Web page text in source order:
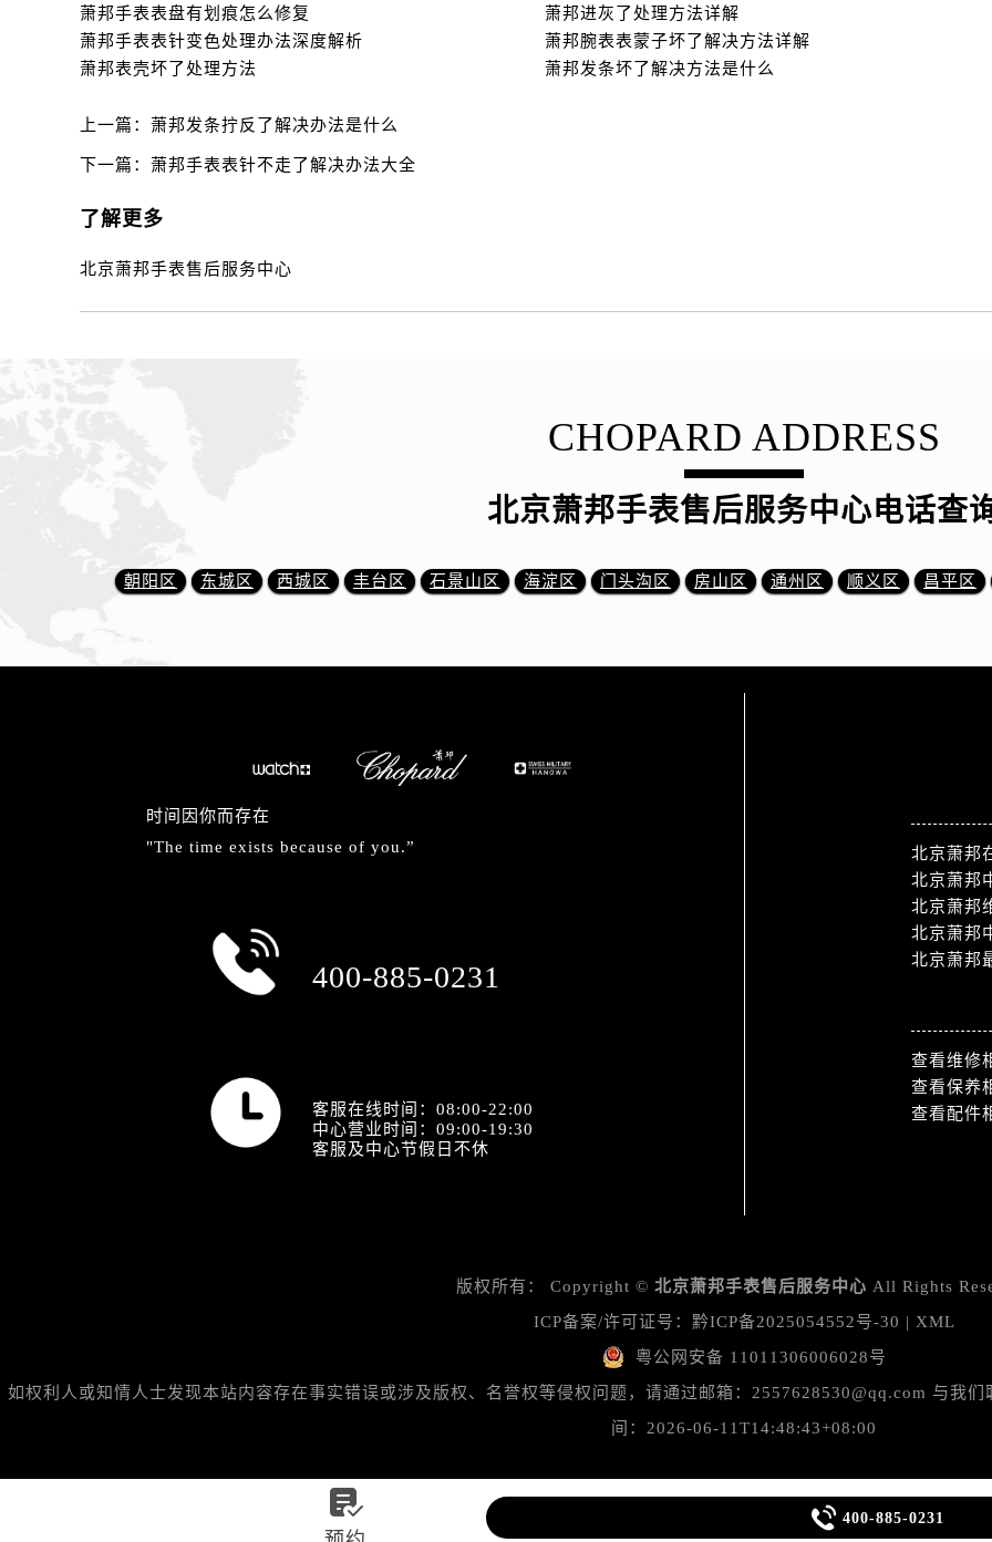
萧邦手表表盘有划痕怎么修复
萧邦进灰了处理方法详解
萧邦手表表针变色处理办法深度解析
萧邦腕表表蒙子坏了解决方法详解
萧邦表壳坏了处理方法
萧邦发条坏了解决方法是什么
上一篇： 萧邦发条拧反了解决办法是什么
下一篇： 萧邦手表表针不走了解决办法大全
了解更多
北京萧邦手表售后服务中心
CHOPARD ADDRESS
北京萧邦手表售后服务中心电话查
朝阳区 东城区 西城区 丰台区 石景山区 海淀区 门头沟区 房山区 通州区 顺义区 昌平区
时间因你而存在
"The time exists because of you.”
400-885-0231
客服在线时间：08:00-22:00
中心营业时间：09:00-19:30
客服及中心节假日不休
北京萧邦
北京萧邦
北京萧邦
北京萧邦
北京萧邦
查看维修
查看保养
查看配件
版权所有： Copyright © 北京萧邦手表售后服务中心 All Rights
ICP备案/许可证号： 黔ICP备2025054552号-30 | XML
粤公网安备 11011306006028号
如权利人或知情人士发现本站内容存在事实错误或涉及版权、名誉权等侵权问题，请通过邮箱：2557628530@qq.com 与我
间：2026-06-11T14:48:43+08:00
  400-885-0231